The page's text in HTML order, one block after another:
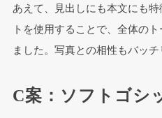
あえて、見出しにも本文にも
トを使用することで、全体の
ました。写真との相性もバッチ
C案：ソフトゴシ